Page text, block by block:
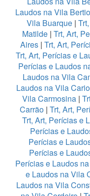
Laudos na Vila
Vila Buarque|
Matilde| Trt, Art,
Aires | Trt, Art,
Trt, Art, Perícias e
Perícias e Laudos
Laudos na Vila
Laudos na Vila
Vila Carmosina |
Carrão| Trt, Art,
Trt, Art, Perícias e
Perícias e
Perícias e
Perícias e
Perícias e Laudos
e Laudos na Vila
Laudos na Vila